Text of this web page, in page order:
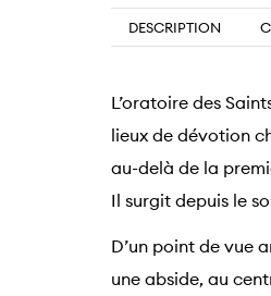
DESCRIPTION
L’oratoire des
lieux de dévotion
au-delà de la
Il surgit depuis le
D’un point de vue
une abside, au